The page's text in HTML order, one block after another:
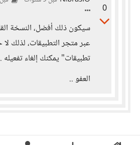
0
سيكون ذلك أفضل، النسخة
عبر متجر التطبيقات، لذلك
تطبيقات" يمكنك إلغاء تفعيله .
العفو ..